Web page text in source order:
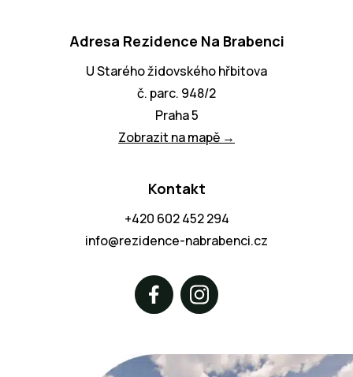
Adresa Rezidence Na Brabenci
U Starého židovského hřbitova
č. parc. 948/2
Praha 5
Zobrazit na mapě →
Kontakt
+420 602 452 294
info@rezidence-nabrabenci.cz